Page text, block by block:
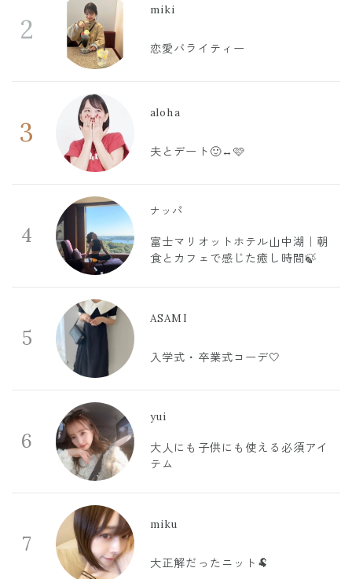
2
miki
恋愛バライティー
3
aloha
夫とデート🙂‍↔️🩷
4
ナッパ
富士マリオットホテル山中湖｜朝
食とカフェで感じた癒し時間🍃
5
ASAMI
入学式・卒業式コーデ🤍
6
yui
大人にも子供にも使える必須アイ
テム
7
miku
大正解だったニット🐏